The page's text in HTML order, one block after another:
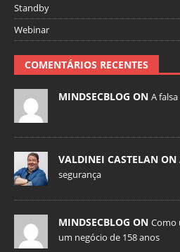
Standby
Webinar
COMENTÁRIOS RECENTES
MINDSECBLOG ON A
VALDINEI CASTELAN ON
segurança
MINDSECBLOG ON Como
um negócio de 158 anos